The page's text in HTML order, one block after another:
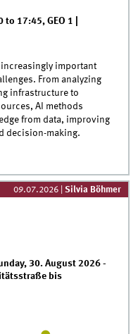
to 17:45,GEO 1 |
important
From analyzing
infrastructure to
AI methods
from data, improving
decision-making.
for Sustainability&quot;
09.07.2026 |Silvia Böhmer
30. August 2026 -
bis